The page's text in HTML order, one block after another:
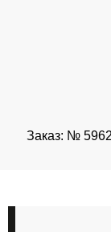
Заказ: №